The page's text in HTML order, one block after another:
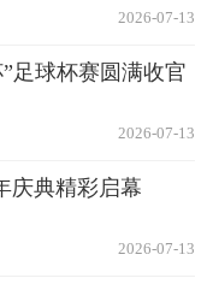
2026-07-13
足球杯赛圆满收官
2026-07-13
庆典精彩启幕
2026-07-13